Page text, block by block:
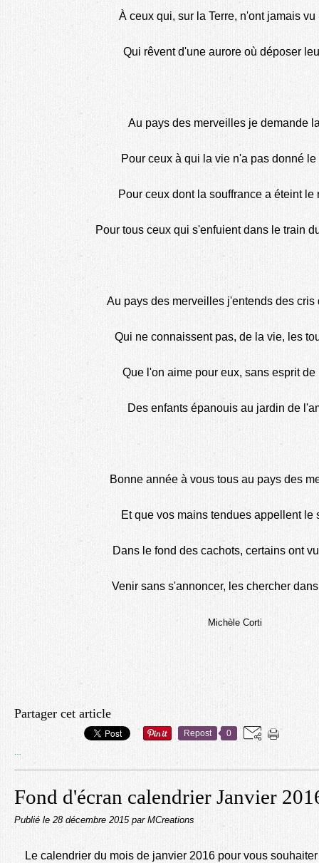
À ceux qui, sur la Terre, n'ont jamais vu
Qui rêvent d'une aurore où déposer
Au pays des merveilles je demande
Pour ceux à qui la vie n'a pas donné le
Pour ceux dont la souffrance a éteint le
Pour tous ceux qui s'enfuient dans le train
Au pays des merveilles j'entends des cris
Qui ne connaissent pas, de la vie, les
Que l'on aime pour eux, sans esprit de
Des enfants épanouis au jardin de
Bonne année à vous tous au pays des
Et que vos mains tendues appellent le
Dans le fond des cachots, certains ont
Venir sans s'annoncer, les chercher
Michèle Corti
Partager cet article
Repost 0
Fond d'écran calendrier Janvier
Publié le 28 décembre 2015 par MCreations
Le calendrier du mois de janvier 2016 pour vous